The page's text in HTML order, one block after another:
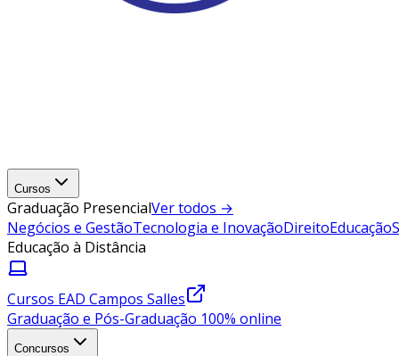
Cursos
Graduação PresencialVer todos →
Negócios e GestãoTecnologia e InovaçãoDireitoEducação
Educação à Distância
Cursos EAD Campos Salles
Graduação e Pós-Graduação 100% online
Concursos